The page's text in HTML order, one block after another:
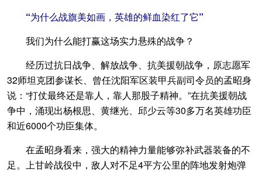
“为什么战旗美如画，英雄的鲜血染红了它”
我们为什么能打赢这场实力悬殊的战争？
经历过抗日战争、解放战争、抗美援朝战争，原志愿军
32师坦克团参谋长、曾任沈阳军区装甲兵副司令员的孟昭身
说：“打仗最终还是靠人，靠人那股子精神。”在抗美援朝战
争中，涌现出杨根思、黄继光、邱少云等30多万名英雄功臣
和近6000个功臣集体。
在孟昭身看来，强大的精神力量能够弥补武器装备的不
足。上甘岭战役中，敌人对不足4平方公里的阵地发射炮弹